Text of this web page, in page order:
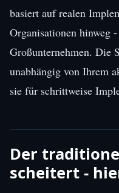
basiert auf realen
Organisationen hinweg
Großunternehmen. Die
unabhängig von Ihrem
sie für schrittweise
Der
scheitert -